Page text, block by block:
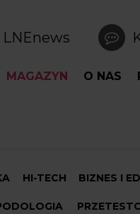
LNEnews
MAGAZYN O NAS
HI-TECH BIZNES I